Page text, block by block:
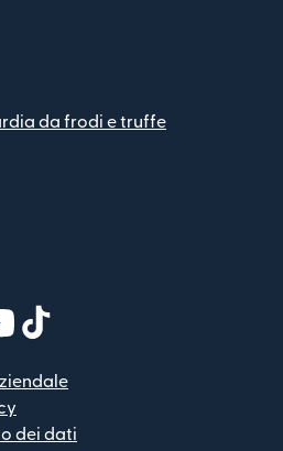
da frodi e truffe
finestra)
nuova finestra)
una nuova finestra)
in una nuova finestra)
(si apre in una nuova finestra)
dei dati